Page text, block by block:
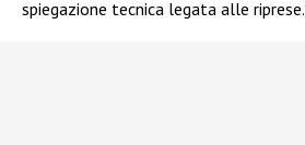
spiegazione tecnica legata alle riprese.